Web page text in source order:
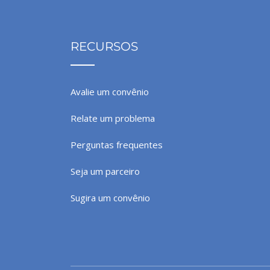
RECURSOS
Avalie um convênio
Relate um problema
Perguntas frequentes
Seja um parceiro
Sugira um convênio